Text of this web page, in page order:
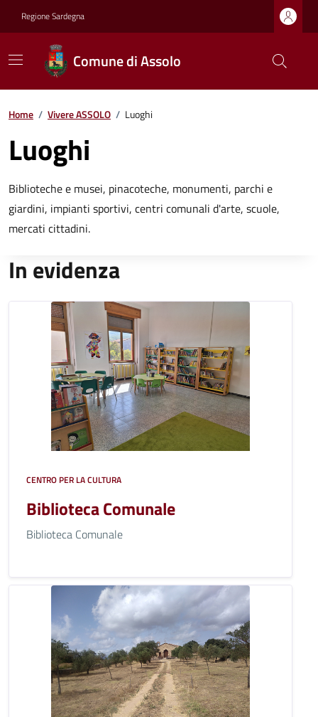
Regione Sardegna
Comune di Assolo
Home / Vivere ASSOLO / Luoghi
Luoghi
Biblioteche e musei, pinacoteche, monumenti, parchi e
giardini, impianti sportivi, centri comunali d'arte, scuole,
mercati cittadini.
In evidenza
CENTRO PER LA CULTURA
Biblioteca Comunale
Biblioteca Comunale